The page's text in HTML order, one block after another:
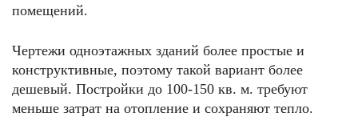
помещений.
Чертежи одноэтажных зданий более простые и
конструктивные, поэтому такой вариант более
дешевый. Постройки до 100-150 кв. м. требуют
меньше затрат на отопление и сохраняют тепло.